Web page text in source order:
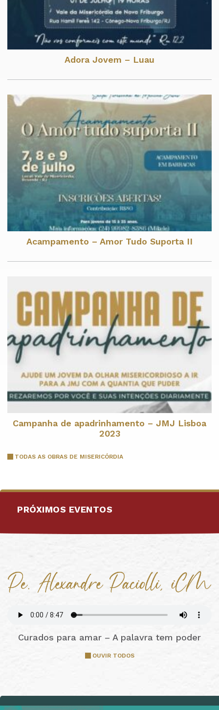
Adora Jovem – Luau
Acampamento – Amor Tudo Suporta II
Campanha de apadrinhamento – JMJ Lisboa
2023
TODAS AS OBRAS DE MISERICÓRDIA
PRÓXIMOS EVENTOS
Curados para amar – A palavra tem poder
OUVIR TODOS